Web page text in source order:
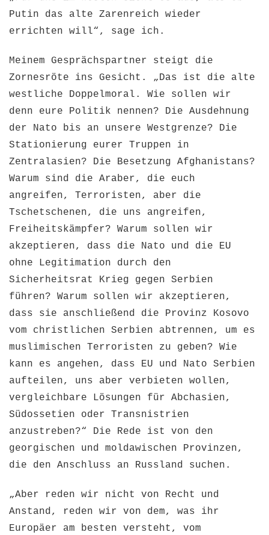
Putin das alte Zarenreich wieder
errichten will“, sage ich.
Meinem Gesprächspartner steigt die
Zornesröte ins Gesicht. „Das ist die alte
westliche Doppelmoral. Wie sollen wir
denn eure Politik nennen? Die Ausdehnung
der Nato bis an unsere Westgrenze? Die
Stationierung eurer Truppen in
Zentralasien? Die Besetzung Afghanistans?
Warum sind die Araber, die euch
angreifen, Terroristen, aber die
Tschetschenen, die uns angreifen,
Freiheitskämpfer? Warum sollen wir
akzeptieren, dass die Nato und die EU
ohne Legitimation durch den
Sicherheitsrat Krieg gegen Serbien
führen? Warum sollen wir akzeptieren,
dass sie anschließend die Provinz Kosovo
vom christlichen Serbien abtrennen, um es
muslimischen Terroristen zu geben? Wie
kann es angehen, dass EU und Nato Serbien
aufteilen, uns aber verbieten wollen,
vergleichbare Lösungen für Abchasien,
Südossetien oder Transnistrien
anzustreben?“ Die Rede ist von den
georgischen und moldawischen Provinzen,
die den Anschluss an Russland suchen.
„Aber reden wir nicht von Recht und
Anstand, reden wir von dem, was ihr
Europäer am besten versteht, vom